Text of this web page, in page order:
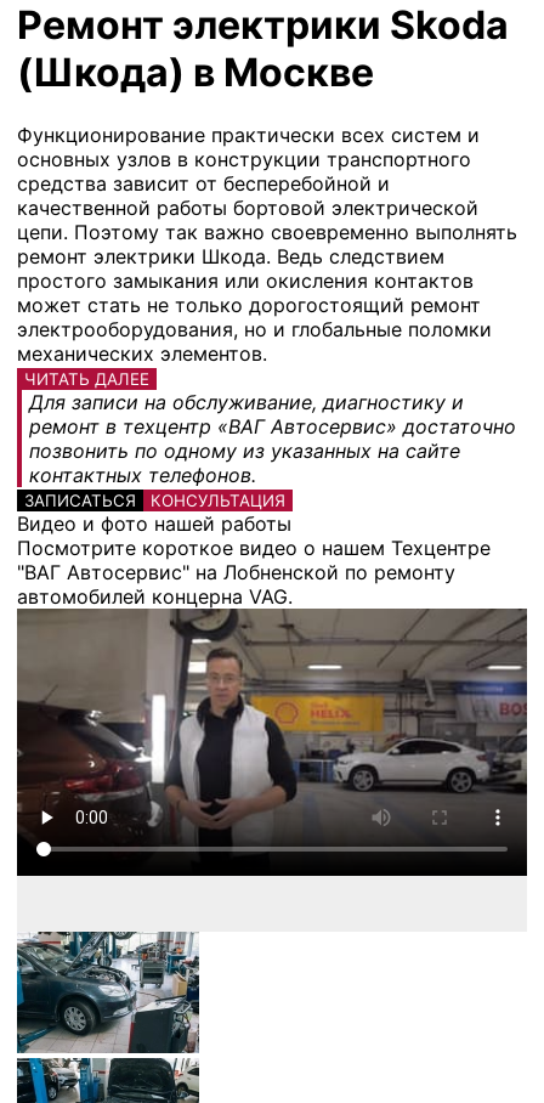
Ремонт электрики Skoda
(Шкода) в Москве
Функционирование практически всех систем и
основных узлов в конструкции транспортного
средства зависит от бесперебойной и
качественной работы бортовой электрической
цепи. Поэтому так важно своевременно выполнять
ремонт электрики Шкода. Ведь следствием
простого замыкания или окисления контактов
может стать не только дорогостоящий ремонт
электрооборудования, но и глобальные поломки
механических элементов.
ЧИТАТЬ ДАЛЕЕ
Для записи на обслуживание, диагностику и
ремонт в техцентр «ВАГ Автосервис» достаточно
позвонить по одному из указанных на сайте
контактных телефонов.
ЗАПИСАТЬСЯ КОНСУЛЬТАЦИЯ
Видео и фото нашей работы
Посмотрите короткое видео о нашем Техцентре
"ВАГ Автосервис" на Лобненской по ремонту
автомобилей концерна VAG.